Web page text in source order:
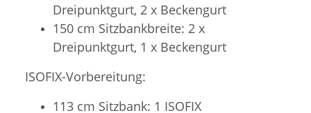
Dreipunktgurt, 2 x Beckengurt
150 cm Sitzbankbreite: 2 x
Dreipunktgurt, 1 x Beckengurt
ISOFIX-Vorbereitung:
113 cm Sitzbank: 1 ISOFIX